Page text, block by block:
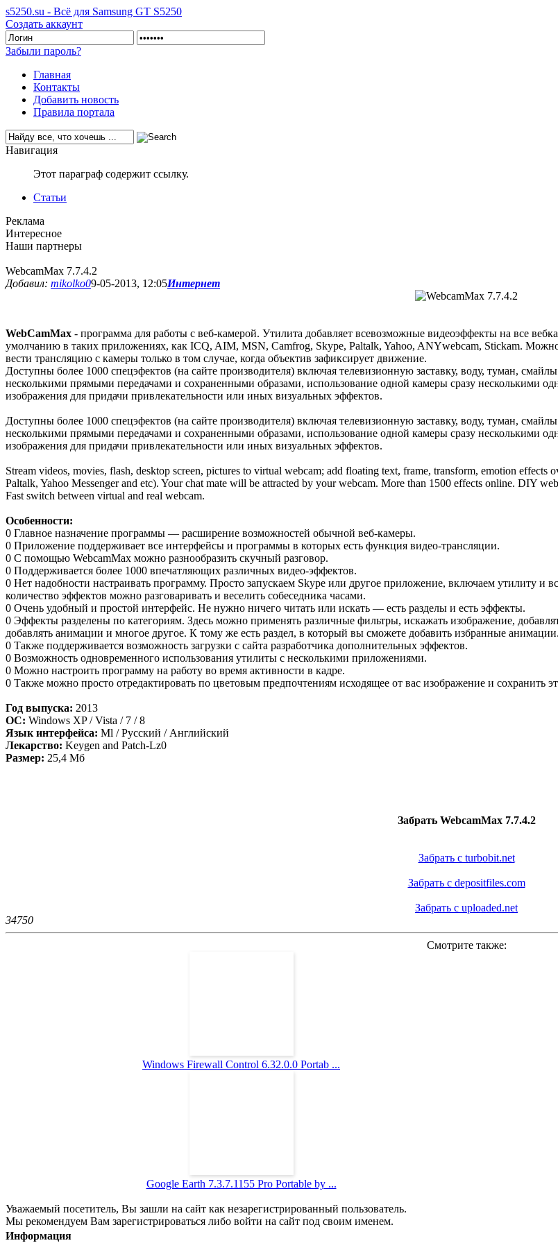
s5250.su - Всё для Samsung GT S5250
Создать аккаунт
Забыли пароль?
Главная
Контакты
Добавить новость
Правила портала
Навигация
Этот параграф содержит ссылку.
Статьи
Реклама
Интересное
Наши партнеры
WebcamMax 7.7.4.2
Добавил: mikolko09-05-2013, 12:05Интернет
WebCamMax - программа для работы с веб-камерой. Утилита добавляет всевозможные видеоэффекты на все
умолчанию в таких приложениях, как ICQ, AIM, MSN, Camfrog, Skype, Paltalk, Yahoo, ANYwebcam, Stickam.
вести трансляцию с камеры только в том случае, когда объектив зафиксирует движение.
Доступны более 1000 спецэфектов (на сайте производителя) включая телевизионную заставку, воду, туман,
несколькими прямыми передачами и сохраненными образами, использование одной камеры сразу несколькими
изображения для придачи привлекательности или иных визуальных эффектов.
Доступны более 1000 спецэфектов (на сайте производителя) включая телевизионную заставку, воду, туман,
несколькими прямыми передачами и сохраненными образами, использование одной камеры сразу несколькими
изображения для придачи привлекательности или иных визуальных эффектов.
Stream videos, movies, flash, desktop screen, pictures to virtual webcam; add floating text, frame, transform, emotion
Paltalk, Yahoo Messenger and etc). Your chat mate will be attracted by your webcam. More than 1500 effects online. DIY
Fast switch between virtual and real webcam.
Особенности:
0 Главное назначение программы — расширение возможностей обычной веб-камеры.
0 Приложение поддерживает все интерфейсы и программы в которых есть функция видео-трансляции.
0 С помощью WebcamMax можно разнообразить скучный разговор.
0 Поддерживается более 1000 впечатляющих различных видео-эффектов.
0 Нет надобности настраивать программу. Просто запускаем Skype или другое приложение, включаем утилиту и
количество эффектов можно разговаривать и веселить собеседника часами.
0 Очень удобный и простой интерфейс. Не нужно ничего читать или искать — есть разделы и есть эффекты.
0 Эффекты разделены по категориям. Здесь можно применять различные фильтры, искажать изображение,
добавлять анимации и многое другое. К тому же есть раздел, в который вы сможете добавить избранные анимации.
0 Также поддерживается возможность загрузки с сайта разработчика дополнительных эффектов.
0 Возможность одновременного использования утилиты с несколькими приложениями.
0 Можно настроить программу на работу во время активности в кадре.
0 Также можно просто отредактировать по цветовым предпочтениям исходящее от вас изображение и сохранить
Год выпуска: 2013
ОС: Windows XP / Vista / 7 / 8
Язык интерфейса: Ml / Русский / Английский
Лекарство: Keygen and Patch-Lz0
Размер: 25,4 Мб
Забрать WebcamMax 7.7.4.2
Забрать с turbobit.net
Забрать с depositfiles.com
Забрать с uploaded.net
34750
Смотрите также:
Windows Firewall Control 6.32.0.0 Portab ...
Google Earth 7.3.7.1155 Pro Portable by ...
Уважаемый посетитель, Вы зашли на сайт как незарегистрированный пользователь.
Мы рекомендуем Вам зарегистрироваться либо войти на сайт под своим именем.
Информация